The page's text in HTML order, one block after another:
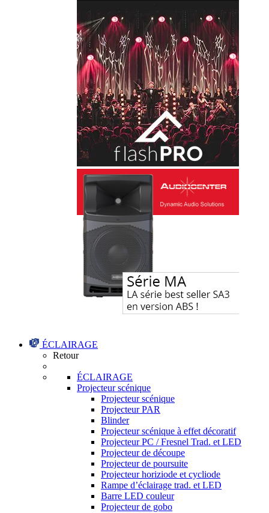
ÉCLAIRAGE
Retour
ÉCLAIRAGE
Projecteur scénique
Projecteur scénique
Projecteur PAR
Blinder
Projecteur scénique à effet décoratif
Projecteur PC / Fresnel Trad. et LED
Projecteur de découpe
Projecteur de poursuite
Projecteur horiziode et cycliode
Rampe d’éclairage trad. et LED
Barre LED couleur
Projecteur de gobo